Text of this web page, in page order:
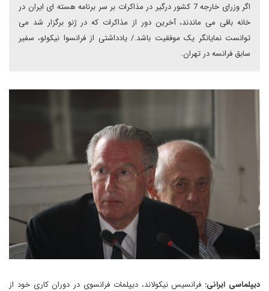
اگر وزرای خارجه 7 کشور درگیر در مذاکرات بر سر برنامه هسته ای ایران در
خانه باقی می ماندند، آخرین دور از مذاکرات که در ژنو برگزار شد می
توانست نمایانگر یک موفقیت باشد./ یادداشتی از فرانسوا نیکولو، سفیر
سابق فرانسه در تهران.
دیپلماسی ایرانی: فرانسیس نیکولاند، دیپلمات فرانسوی در دوران کاری خود از